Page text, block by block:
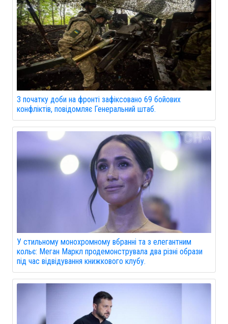
З початку доби на фронті зафіксовано 69 бойових
конфліктів, повідомляє Генеральний штаб.
У стильному монохромному вбранні та з елегантним
кольє: Меган Маркл продемонструвала два різні образи
під час відвідування книжкового клубу.